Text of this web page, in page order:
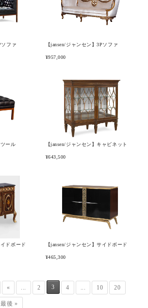
ソファ 【jansen/ジャンセン】3Pソファ
¥957,000
ツール 【jansen/ジャンセン】キャビネット
¥643,500
ドボード 【jansen/ジャンセン】サイドボード
¥465,300
« ... 2 3 4 ... 10 20
最後 »